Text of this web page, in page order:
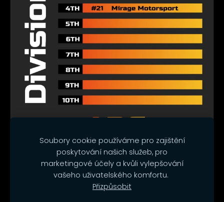
Cookies
Soubory cookie používáme pro zajištění
poskytování našich služeb, pro
marketingové účely a kvůli vylepšování
vašeho uživatelského komfortu.
Přizpůsobit